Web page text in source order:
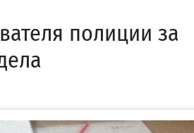
полиции за